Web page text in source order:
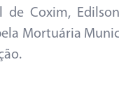
de Coxim,
Mortuária